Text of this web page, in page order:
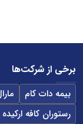
برخی از شرکت‌ها
بیمه دات کام
رستوران کافه ارکیده